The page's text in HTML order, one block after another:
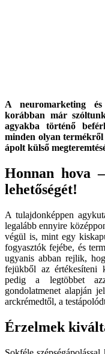
A neuromarketing
korábban már
agyakba történő
minden olyan termékről
ápolt külső
Honnan hova
lehetőségét!
A tulajdonképpen
legalább ennyire
végül is, mint egy
fogyasztók fejébe, és
ugyanis abban rejlik,
fejükből az értékesíteni
pedig a legtöbbet
gondolatmenet alapján
arckrémedtől, a
Érzelmek